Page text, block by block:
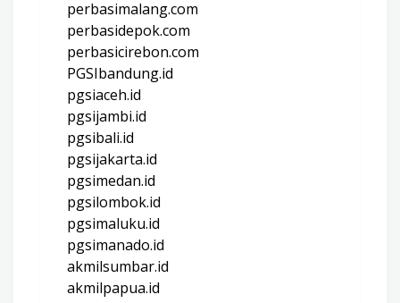
perbasimalang.com
perbasidepok.com
perbasicirebon.com
PGSIbandung.id
pgsiaceh.id
pgsijambi.id
pgsibali.id
pgsijakarta.id
pgsimedan.id
pgsilombok.id
pgsimaluku.id
pgsimanado.id
akmilsumbar.id
akmilpapua.id